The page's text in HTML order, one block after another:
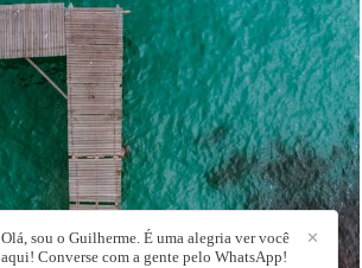
1425
✕
Olá, sou o Guilherme. É uma alegria ver você
aqui! Converse com a gente pelo WhatsApp!